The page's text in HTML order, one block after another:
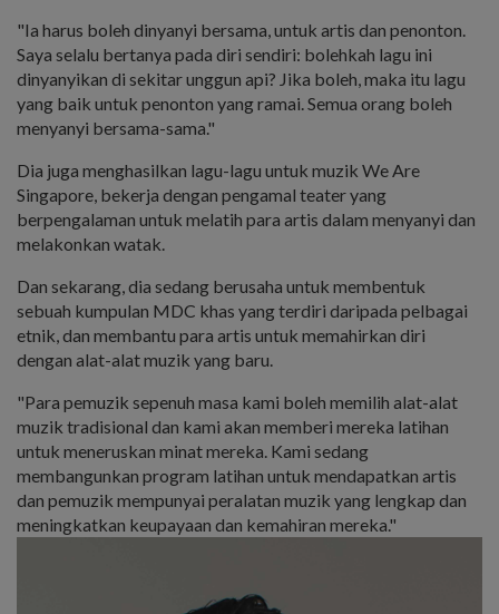
"Ia harus boleh dinyanyi bersama, untuk artis dan penonton.
Saya selalu bertanya pada diri sendiri: bolehkah lagu ini
dinyanyikan di sekitar unggun api? Jika boleh, maka itu lagu
yang baik untuk penonton yang ramai. Semua orang boleh
menyanyi bersama-sama."
Dia juga menghasilkan lagu-lagu untuk muzik We Are
Singapore, bekerja dengan pengamal teater yang
berpengalaman untuk melatih para artis dalam menyanyi dan
melakonkan watak.
Dan sekarang, dia sedang berusaha untuk membentuk
sebuah kumpulan MDC khas yang terdiri daripada pelbagai
etnik, dan membantu para artis untuk memahirkan diri
dengan alat-alat muzik yang baru.
"Para pemuzik sepenuh masa kami boleh memilih alat-alat
muzik tradisional dan kami akan memberi mereka latihan
untuk meneruskan minat mereka. Kami sedang
membangunkan program latihan untuk mendapatkan artis
dan pemuzik mempunyai peralatan muzik yang lengkap dan
meningkatkan keupayaan dan kemahiran mereka."